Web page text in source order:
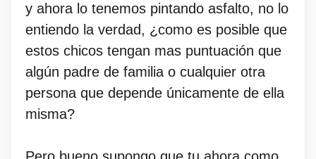
y ahora lo tenemos pintando asfalto, no lo
entiendo la verdad, ¿como es posible que
estos chicos tengan mas puntuación que
algún padre de familia o cualquier otra
persona que depende únicamente de ella
misma?